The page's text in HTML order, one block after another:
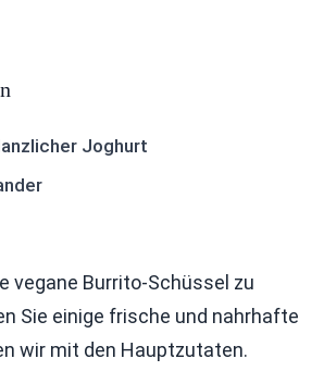
Joghurt
vegane Burrito-Schüssel zu
Sie einige frische und nahrhafte
wir mit den Hauptzutaten.